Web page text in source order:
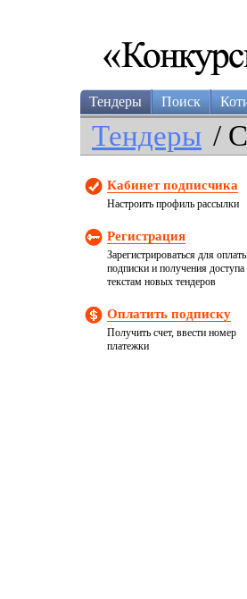
Тендеры Поиск
Тендеры /
Кабинет подписчика
Настроить профиль рассылки
Регистрация
Зарегистрироваться для
подписки и получения доступа
текстам новых тендеров
Оплатить подписку
Получить счет, ввести номер
платежки